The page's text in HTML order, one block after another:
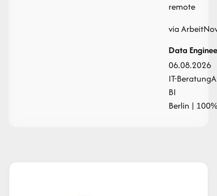
remote
via
Data
06.08.2026
IT-Beratung
BI
Berlin |